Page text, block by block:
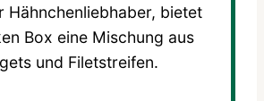
Hähnchenliebhaber, bietet
Box eine Mischung aus
und Filetstreifen.